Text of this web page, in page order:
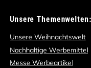
Unsere Themenwelten:
Unsere Weihnachtswelt
Nachhaltige Werbemittel
Messe Werbeartikel